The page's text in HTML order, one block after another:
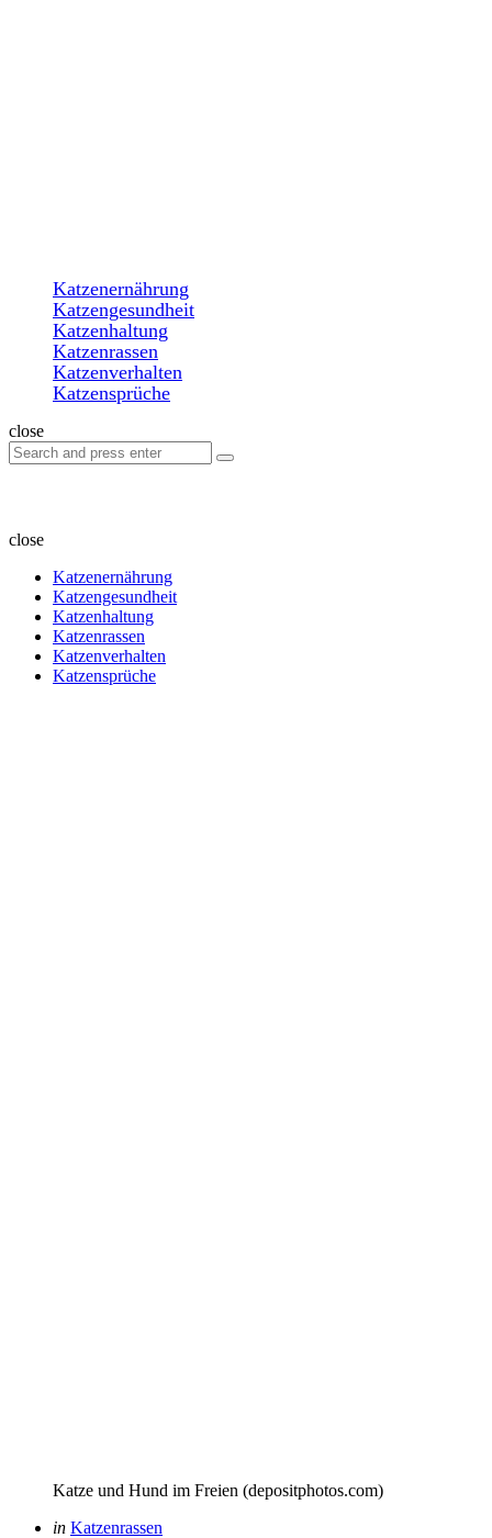
Katzenernährung
Katzengesundheit
Katzenhaltung
Katzenrassen
Katzenverhalten
Katzensprüche
Search
close
Search
for:
Search
close
Katzenernährung
Katzengesundheit
Katzenhaltung
Katzenrassen
Katzenverhalten
Katzensprüche
Katze und Hund im Freien (depositphotos.com)
Categories
Posted
in Katzenrassen